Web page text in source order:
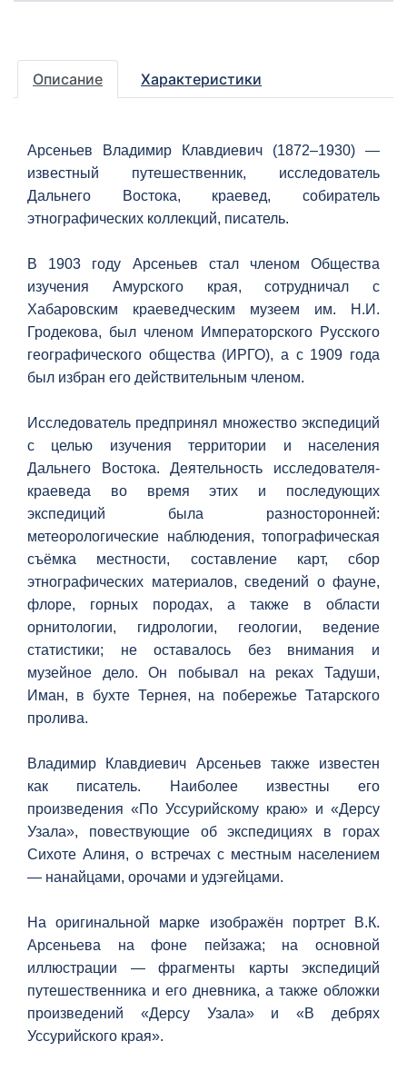
Описание Характеристики
Арсеньев Владимир Клавдиевич (1872–1930) —
известный путешественник, исследователь
Дальнего Востока, краевед, собиратель
этнографических коллекций, писатель.
В 1903 году Арсеньев стал членом Общества
изучения Амурского края, сотрудничал с
Хабаровским краеведческим музеем им. Н.И.
Гродекова, был членом Императорского Русского
географического общества (ИРГО), а с 1909 года
был избран его действительным членом.
Исследователь предпринял множество экспедиций
с целью изучения территории и населения
Дальнего Востока. Деятельность исследователя-
краеведа во время этих и последующих
экспедиций была разносторонней:
метеорологические наблюдения, топографическая
съёмка местности, составление карт, сбор
этнографических материалов, сведений о фауне,
флоре, горных породах, а также в области
орнитологии, гидрологии, геологии, ведение
статистики; не оставалось без внимания и
музейное дело. Он побывал на реках Тадуши,
Иман, в бухте Тернея, на побережье Татарского
пролива.
Владимир Клавдиевич Арсеньев также известен
как писатель. Наиболее известны его
произведения «По Уссурийскому краю» и «Дерсу
Узала», повествующие об экспедициях в горах
Сихоте Алиня, о встречах с местным населением
— нанайцами, орочами и удэгейцами.
На оригинальной марке изображён портрет В.К.
Арсеньева на фоне пейзажа; на основной
иллюстрации — фрагменты карты экспедиций
путешественника и его дневника, а также обложки
произведений «Дерсу Узала» и «В дебрях
Уссурийского края».